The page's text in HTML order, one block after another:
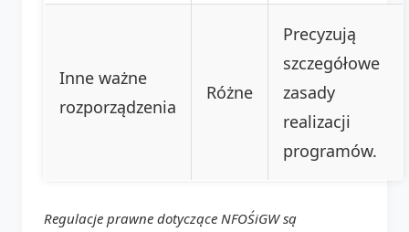
Inne ważne
rozporządzenia
Różne
Precyzują
szczegółowe
zasady
realizacji
programów.
Regulacje prawne dotyczące NFOŚiGW są